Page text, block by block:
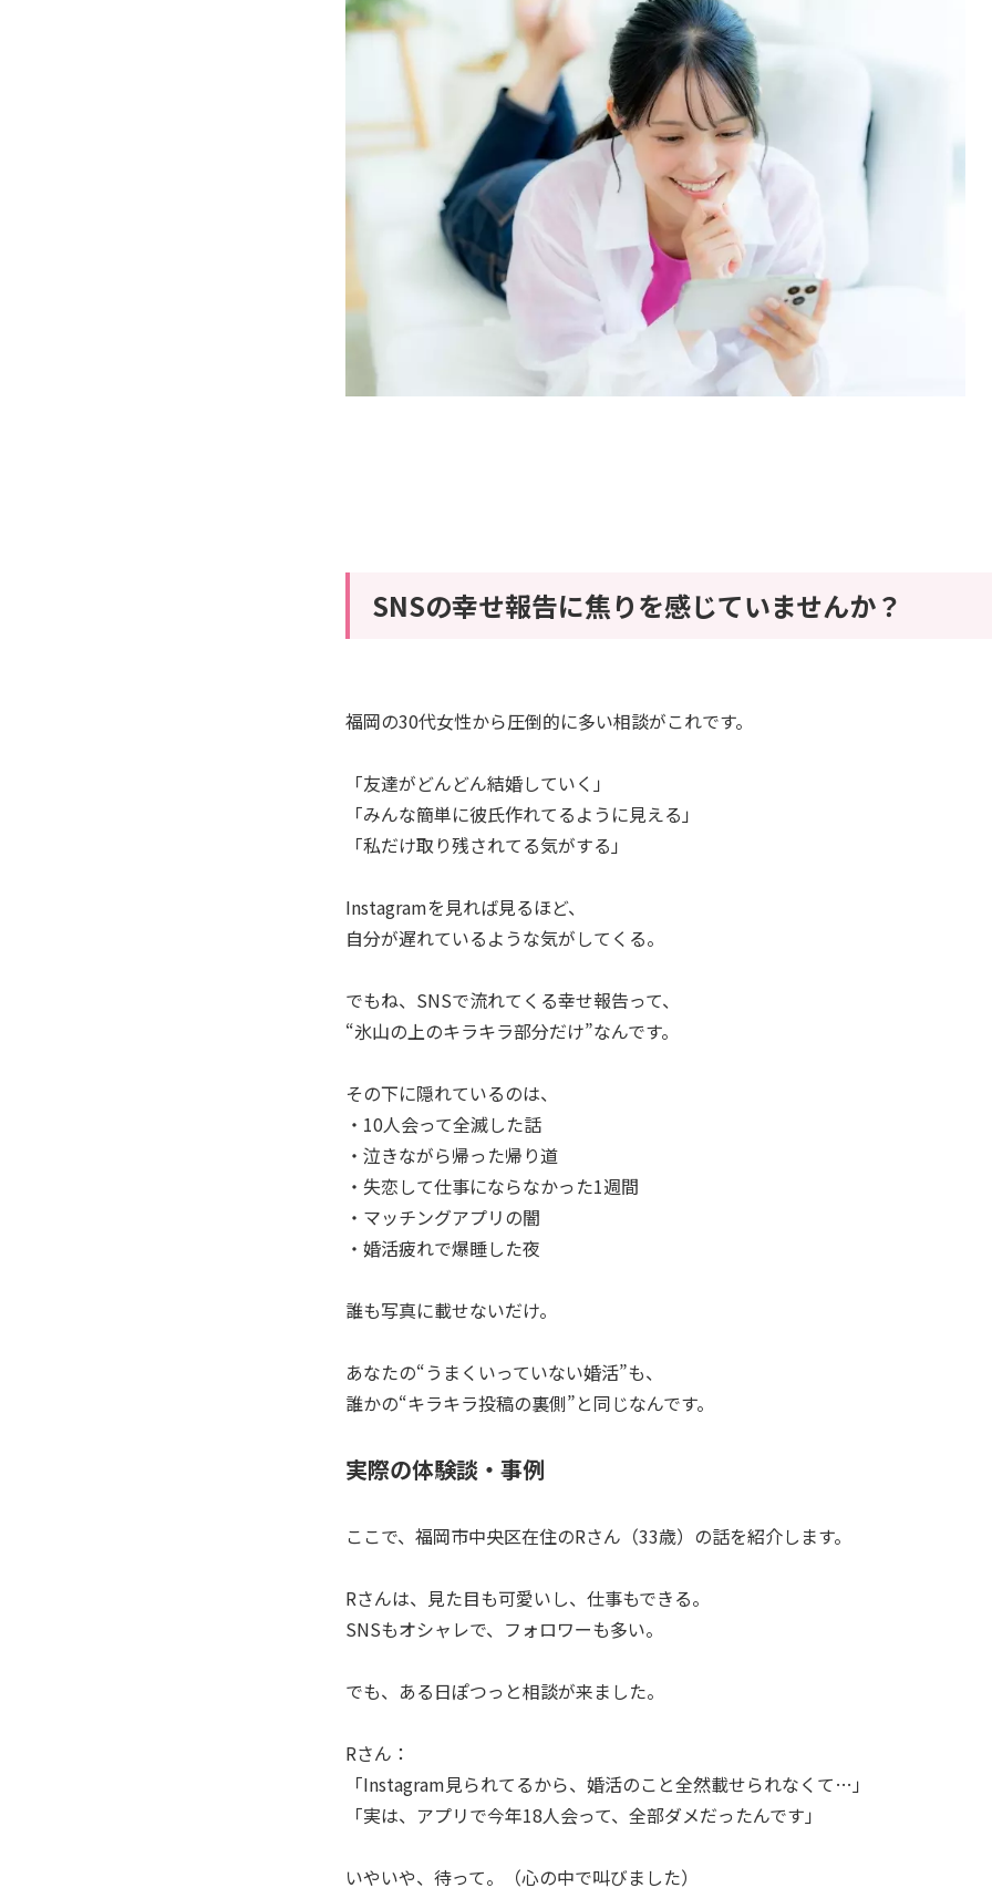
SNSの幸せ報告に焦りを感じていませんか？
福岡の30代女性から圧倒的に多い相談がこれです。
「友達がどんどん結婚していく」
「みんな簡単に彼氏作れてるように見える」
「私だけ取り残されてる気がする」
Instagramを見れば見るほど、
自分が遅れているような気がしてくる。
でもね、SNSで流れてくる幸せ報告って、
“氷山の上のキラキラ部分だけ”なんです。
その下に隠れているのは、
・10人会って全滅した話
・泣きながら帰った帰り道
・失恋して仕事にならなかった1週間
・マッチングアプリの闇
・婚活疲れで爆睡した夜
誰も写真に載せないだけ。
あなたの“うまくいっていない婚活”も、
誰かの“キラキラ投稿の裏側”と同じなんです。
実際の体験談・事例
ここで、福岡市中央区在住のRさん（33歳）の話を紹介します。
Rさんは、見た目も可愛いし、仕事もできる。
SNSもオシャレで、フォロワーも多い。
でも、ある日ぽつっと相談が来ました。
Rさん：
「Instagram見られてるから、婚活のこと全然載せられなくて…」
「実は、アプリで今年18人会って、全部ダメだったんです」
いやいや、待って。（心の中で叫びました）